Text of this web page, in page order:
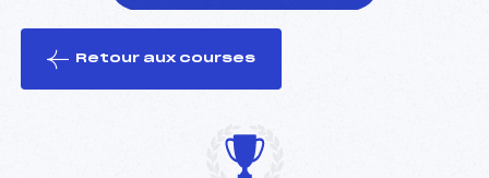
le ski
Retour aux courses